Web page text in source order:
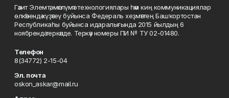
Гәзит Элемтә, мәғлүмәт технологиялары һәм киң коммуникациялар
өлкәһендә күҙәтеү буйынса Федераль хеҙмәттең Башҡортостан
Республикаһы буйынса идаралығында 2015 йылдың 6
ноябрендә теркәлде. Теркәү номеры ПИ № ТУ 02-01480.
Телефон
8(34772) 2-15-04
Эл. почта
oskon_askar@mail.ru